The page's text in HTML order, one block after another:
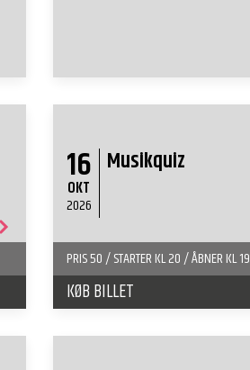
16
OKT
2026
Musikquiz
PRIS 50 / STARTER KL 20 / ÅBNER KL 19
KØB BILLET